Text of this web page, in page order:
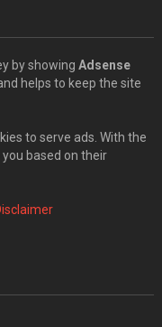
by showing Adsense
helps to keep the site
to serve ads. With the
you based on their